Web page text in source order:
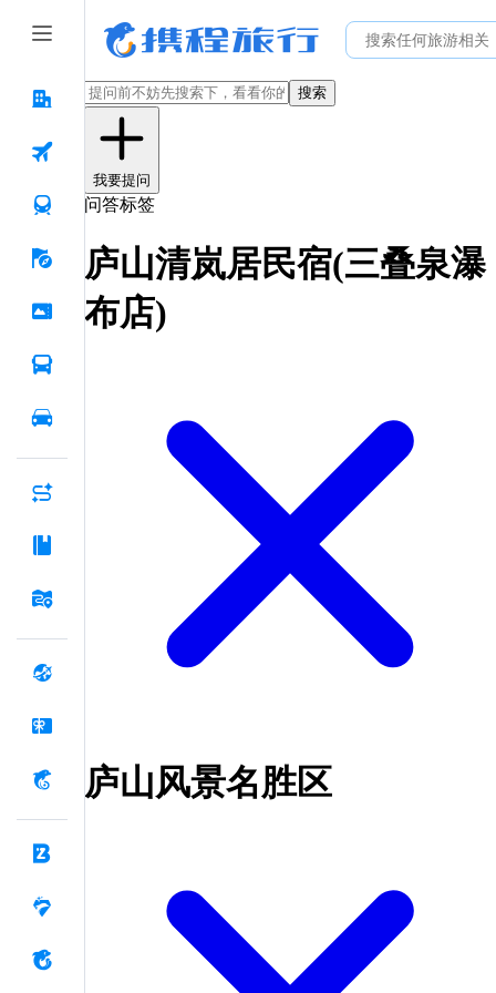
搜索
我要提问
问答标签
庐山清岚居民宿(三叠泉瀑
布店)
庐山风景名胜区